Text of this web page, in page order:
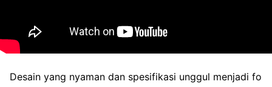
Desain yang nyaman dan spesifikasi unggul menjadi fo